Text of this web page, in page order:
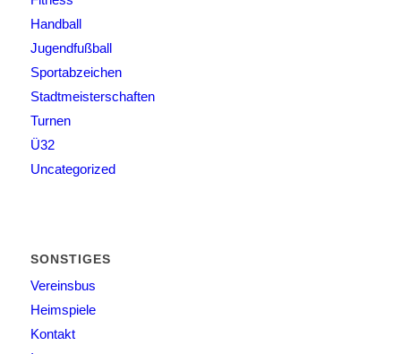
Handball
Jugendfußball
Sportabzeichen
Stadtmeisterschaften
Turnen
Ü32
Uncategorized
SONSTIGES
Vereinsbus
Heimspiele
Kontakt